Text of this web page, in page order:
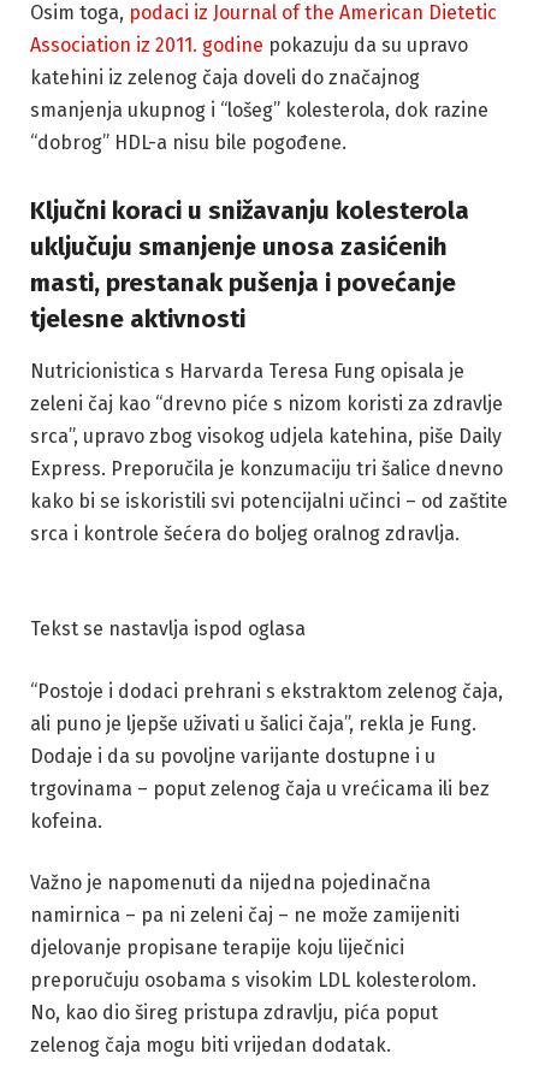
Osim toga, podaci iz Journal of the American Dietetic
Association iz 2011. godine pokazuju da su upravo
katehini iz zelenog čaja doveli do značajnog
smanjenja ukupnog i “lošeg” kolesterola, dok razine
“dobrog” HDL-a nisu bile pogođene.
Ključni koraci u snižavanju kolesterola
uključuju smanjenje unosa zasićenih
masti, prestanak pušenja i povećanje
tjelesne aktivnosti
Nutricionistica s Harvarda Teresa Fung opisala je
zeleni čaj kao “drevno piće s nizom koristi za zdravlje
srca”, upravo zbog visokog udjela katehina, piše Daily
Express. Preporučila je konzumaciju tri šalice dnevno
kako bi se iskoristili svi potencijalni učinci – od zaštite
srca i kontrole šećera do boljeg oralnog zdravlja.
Tekst se nastavlja ispod oglasa
“Postoje i dodaci prehrani s ekstraktom zelenog čaja,
ali puno je ljepše uživati u šalici čaja”, rekla je Fung.
Dodaje i da su povoljne varijante dostupne i u
trgovinama – poput zelenog čaja u vrećicama ili bez
kofeina.
Važno je napomenuti da nijedna pojedinačna
namirnica – pa ni zeleni čaj – ne može zamijeniti
djelovanje propisane terapije koju liječnici
preporučuju osobama s visokim LDL kolesterolom.
No, kao dio šireg pristupa zdravlju, pića poput
zelenog čaja mogu biti vrijedan dodatak.